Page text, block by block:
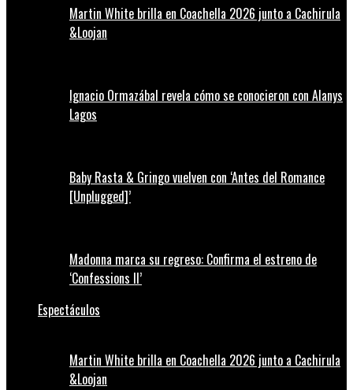
Martin White brilla en Coachella 2026 junto a Cachirula
&Loojan
Ignacio Ormazábal revela cómo se conocieron con Alanys
Lagos
Baby Rasta & Gringo vuelven con ‘Antes del Romance
[Unplugged]’
Madonna marca su regreso: Confirma el estreno de
‘Confessions II’
Espectáculos
Martin White brilla en Coachella 2026 junto a Cachirula
&Loojan